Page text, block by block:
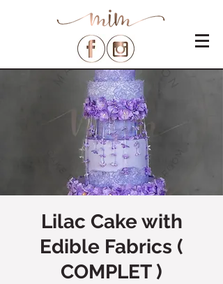
Lilac Cake with
Edible Fabrics (
COMPLET )